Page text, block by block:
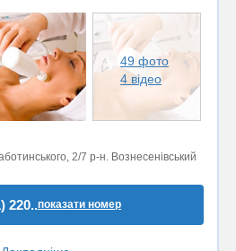
49 фото
4 відео
2/7 р-н. Вознесенівський
220..показати номер